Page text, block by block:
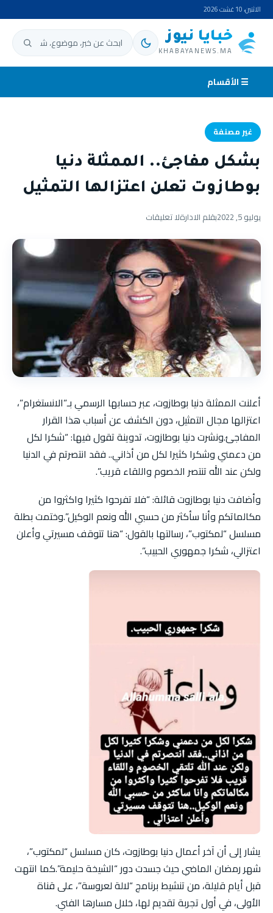
الاثنين، 10 غشت 2026
خبايا نيوز
KHABAYANEWS.MA ابحث عن:
☰ الأقسام
غير مصنفة
بشكل مفاجئ.. الممثلة دنيا
بوطازوت تعلن اعتزالها التمثيل
يوليو 5, 2022 بقلم الادارةلا تعليقات
أعلنت الممثلة دنيا بوطازوت، عبر حسابها الرسمي بـ”الانستغرام”،
اعتزالها مجال التمثيل، دون الكشف عن أسباب هذا القرار
المفاجئ.ونشرت دنيا بوطازوت، تدوينة تقول فيها: “شكرا لكل
من دعمني وشكرا كثيرا لكل من أذاني.. فقد انتصرتم في الدنيا
ولكن عند الله تنتصر الخصوم واللقاء قريب”.
وأضافت دنيا بوطازوت قائلة: “فلا تفرحوا كثيرا واكثروا من
مكالماتكم وأنا سأكثر من حسبي الله ونعم الوكيل”.وختمت بطلة
مسلسل “لمكتوب”، رسالتها بالقول: “هنا تتوقف مسيرتي وأعلن
اعتزالي، شكرا جمهوري الحبيب”.
يشار إلى أن آخر أعمال دنيا بوطازوت، كان مسلسل “لمكتوب”،
شهر رمضان الماضي حيث جسدت دور “الشيخة حليمة”.كما انتهت
قبل أيام قليلة، من تنشيط برنامج “لالة لعروسة”، على قناة
الأولى، في أول تجربة تقديم لها، خلال مسارها الفني.